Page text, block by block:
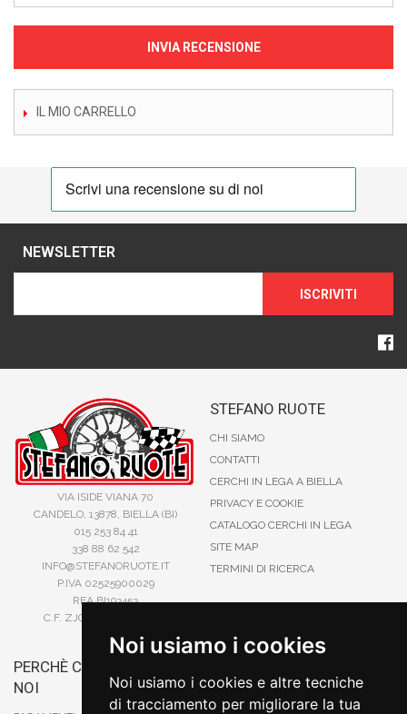
Noi usiamo i cookies
Noi usiamo i cookies e altre tecniche
di tracciamento per migliorare la tua
INVIA RECENSIONE
IL MIO CARRELLO
NEWSLETTER
ISCRIVITI
VIA ISIDE VIANA 70
CANDELO, 13878, BIELLA (BI)
015 253 84 41
338 88 62 542
INFO@STEFANORUOTE.IT
P.IVA 02525900029
REA BI193453
C.F. ZJOSFN73H14A859X
STEFANO RUOTE
CHI SIAMO
CONTATTI
CERCHI IN LEGA A BIELLA
PRIVACY E COOKIE
CATALOGO CERCHI IN LEGA
SITE MAP
TERMINI DI RICERCA
PERCHÈ COMPRARE DA
NOI
CARTA DI CREDITO
PAYPAL